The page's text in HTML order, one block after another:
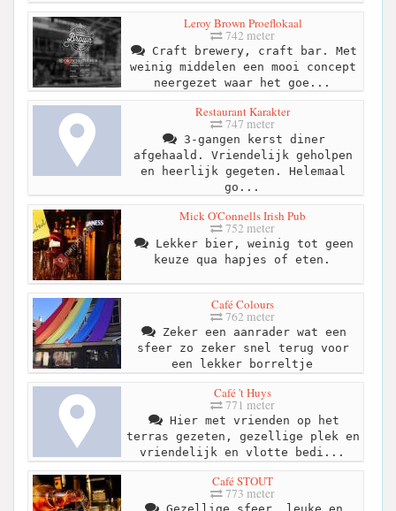
Leroy Brown Proeflokaal
742 meter
Craft brewery, craft bar. Met
weinig middelen een mooi concept
neergezet waar het goe...
Restaurant Karakter
747 meter
3-gangen kerst diner
afgehaald. Vriendelijk geholpen
en heerlijk gegeten. Helemaal
go...
Mick O'Connells Irish Pub
752 meter
Lekker bier, weinig tot geen
keuze qua hapjes of eten.
Café Colours
762 meter
Zeker een aanrader wat een
sfeer zo zeker snel terug voor
een lekker borreltje
Café 't Huys
771 meter
Hier met vrienden op het
terras gezeten, gezellige plek en
vriendelijk en vlotte bedi...
Café STOUT
773 meter